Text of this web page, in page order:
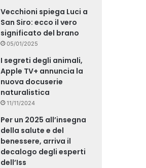
Vecchioni spiega Luci a
San Siro: ecco il vero
significato del brano
05/01/2025
I segreti degli animali,
Apple TV+ annuncia la
nuova docuserie
naturalistica
11/11/2024
Per un 2025 all’insegna
della salute e del
benessere, arriva il
decalogo degli esperti
dell’Iss